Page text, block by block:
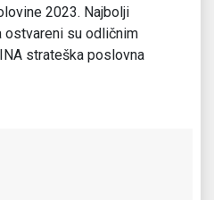
2023. Najbolji
ostvareni su odličnim
strateška poslovna